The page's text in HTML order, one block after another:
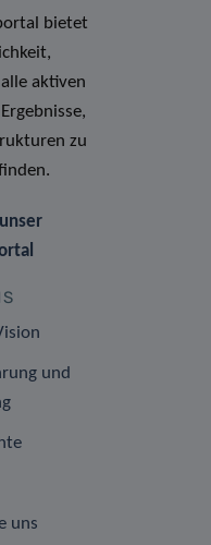
bietet
aktiven
zu
und
uns